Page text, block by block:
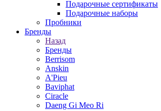
Подарочные сертификаты
Подарочные наборы
Пробники
Бренды
Назад
Бренды
Berrisom
Anskin
A'Pieu
Baviphat
Ciracle
Daeng Gi Meo Ri